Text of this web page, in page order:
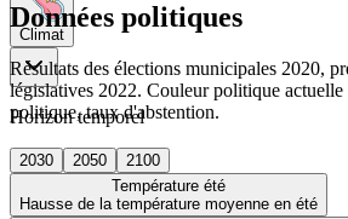
Climat
Horizon temporel
2030 2050
2100
Température été
Hausse de la température moyenne en été
Données politiques
Résultats des élections municipales 2020,
législatives 2022. Couleur politique
politique, taux d'abstention.